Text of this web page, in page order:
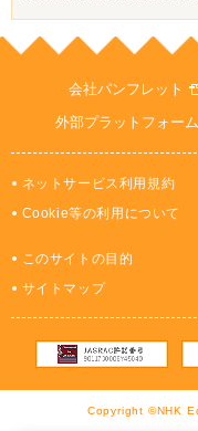
会社パンフレット
外部プラットフォーム
ネットサービス利用規約
Cookie等の利用について
このサイトの目的
サイトマップ
Copyright ©NHK